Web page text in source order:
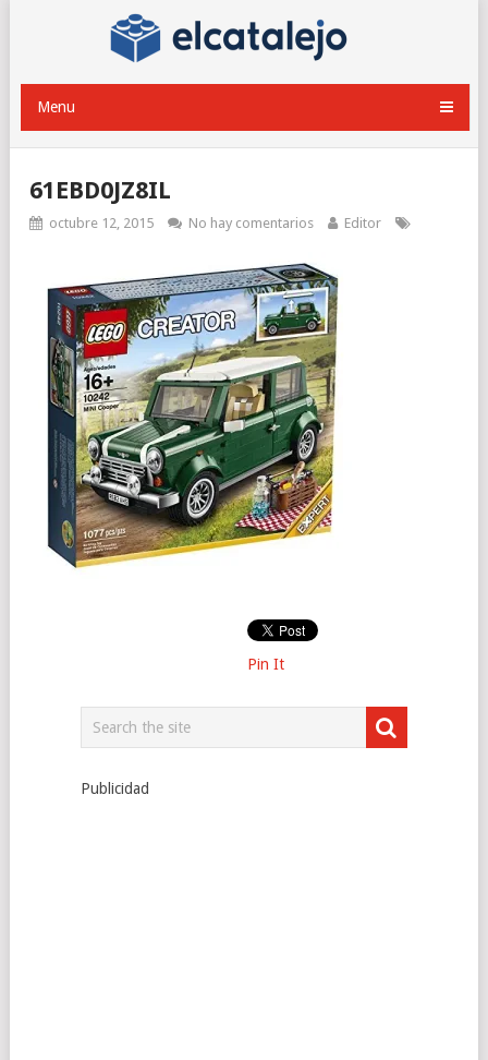
Menu
61EBD0JZ8IL
octubre 12, 2015 No hay comentarios Editor
Pin It
Publicidad